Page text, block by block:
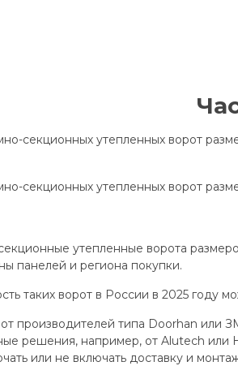
секционных утепленных ворот
секционных утепленных ворот
утепленные ворота
панелей и региона покупки.
таких ворот в России в 2025 году
производителей типа Doorhan или
решения, например, от Alutech
или не включать доставку и